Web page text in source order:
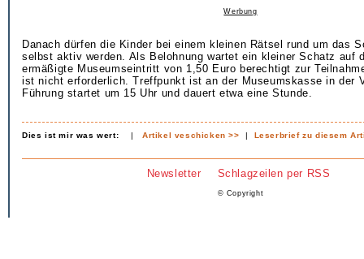
Werbung
Danach dürfen die Kinder bei einem kleinen Rätsel rund um das
selbst aktiv werden. Als Belohnung wartet ein kleiner Schatz auf
ermäßigte Museumseintritt von 1,50 Euro berechtigt zur
ist nicht erforderlich. Treffpunkt ist an der Museumskasse in der
Führung startet um 15 Uhr und dauert etwa eine Stunde.
Dies ist mir was wert: |Artikel veschicken >> | Leserbrief zu diesem
Newsletter Schlagzeilen per RSS
© Copyright